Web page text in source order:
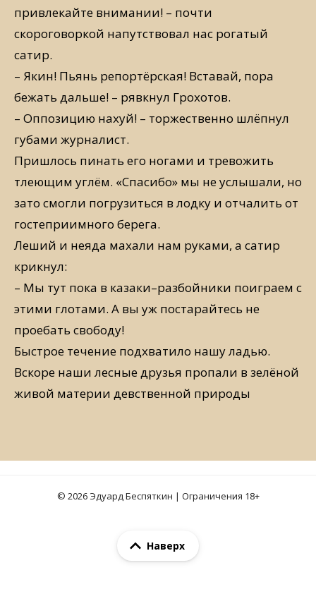
привлекайте внимании! – почти
скороговоркой напутствовал нас рогатый
сатир.
– Якин! Пьянь репортёрская! Вставай, пора
бежать дальше! – рявкнул Грохотов.
– Оппозицию нахуй! – торжественно шлёпнул
губами журналист.
Пришлось пинать его ногами и тревожить
тлеющим углём. «Спасибо» мы не услышали, но
зато смогли погрузиться в лодку и отчалить от
гостеприимного берега.
Леший и неяда махали нам руками, а сатир
крикнул:
– Мы тут пока в казаки–разбойники поиграем с
этими глотами. А вы уж постарайтесь не
проебать свободу!
Быстрое течение подхватило нашу ладью.
Вскоре наши лесные друзья пропали в зелёной
живой материи девственной природы
© 2026 Эдуард Беспяткин | Ограничения 18+
Наверх